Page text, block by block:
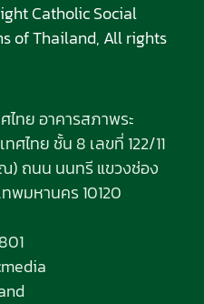
Catholic Social
of Thailand, All rights
ทย อาคารสภาพระ
ศไทย ชั้น 8 เลขที่ 122/11
) ถนน นนทรี แขวงช่อง
พมหานคร 10120